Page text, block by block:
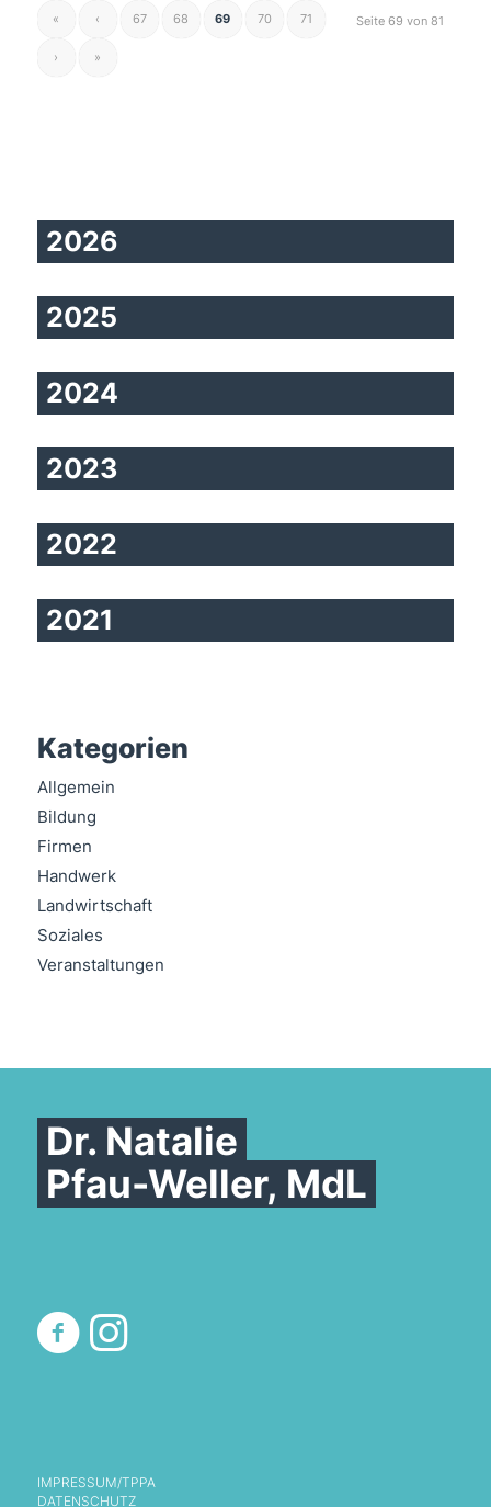
Seite 69 von 81
« ‹ 67 68 69 70 71
› »
2026
2025
2024
2023
2022
2021
Kategorien
Allgemein
Bildung
Firmen
Handwerk
Landwirtschaft
Soziales
Veranstaltungen
Dr. Natalie
Pfau-Weller, MdL
IMPRESSUM/TPPA
DATENSCHUTZ